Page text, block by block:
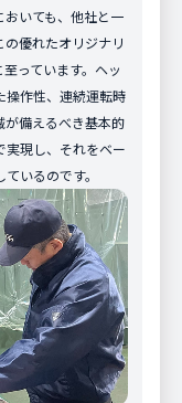
おいても、他社と一
優れたオリジナリ
っています。ヘッ
操作性、連続運転時
が備えるべき基本的
実現し、それをベー
いるのです。